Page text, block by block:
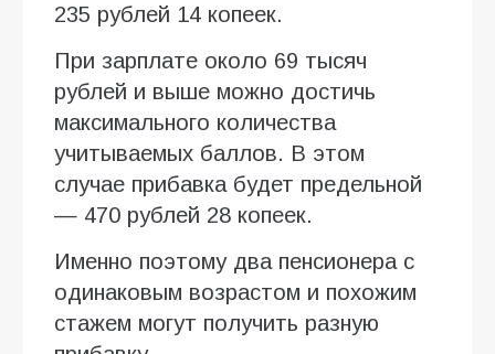
235 рублей 14 копеек.
При зарплате около 69 тысяч
рублей и выше можно достичь
максимального количества
учитываемых баллов. В этом
случае прибавка будет предельной
— 470 рублей 28 копеек.
Именно поэтому два пенсионера с
одинаковым возрастом и похожим
стажем могут получить разную